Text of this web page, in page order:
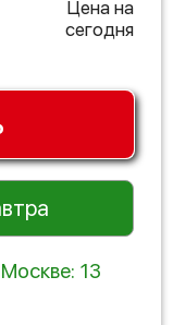
Цена на
сегодня
13